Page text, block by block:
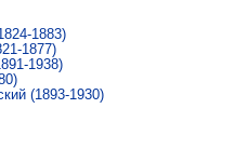
1883)
1877)
1938)
(1893-1930)